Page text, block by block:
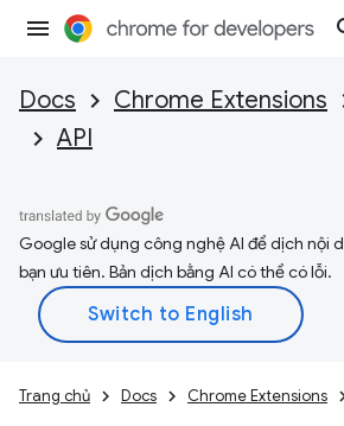
Docs Chrome Extensions
API
Google sử dụng công nghệ AI để dịch nội
bạn ưu tiên. Bản dịch bằng AI có thể có lỗi.
Trang chủ Docs Chrome Extensions